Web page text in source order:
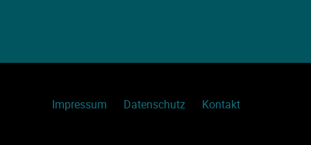
Impressum Datenschutz Kontakt